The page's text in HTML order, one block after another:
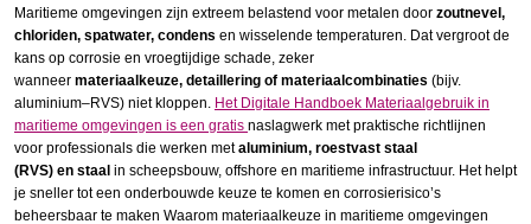
Maritieme omgevingen zijn extreem belastend voor metalen door zoutnevel,
chloriden, spatwater, condens en wisselende temperaturen. Dat vergroot de
kans op corrosie en vroegtijdige schade, zeker
wanneer materiaalkeuze, detaillering of materiaalcombinaties (bijv.
aluminium–RVS) niet kloppen. Het Digitale Handboek Materiaalgebruik in
maritieme omgevingen is een gratis naslagwerk met praktische richtlijnen
voor professionals die werken metaluminium, roestvast staal
(RVS) en staal in scheepsbouw, offshore en maritieme infrastructuur. Het helpt
je sneller tot een onderbouwde keuze te komen en corrosierisico’s
beheersbaar te maken Waarom materiaalkeuze in maritieme omgevingen